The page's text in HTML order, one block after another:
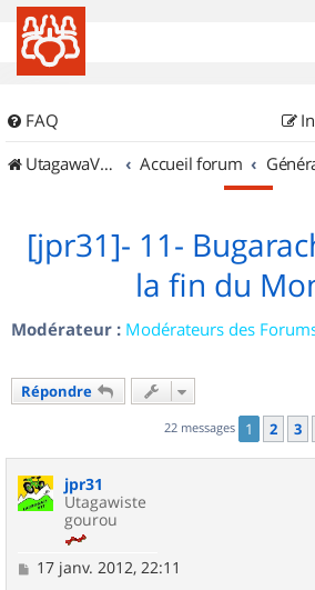
FAQ
UtagawaVTT (Randos VTT et VTTAE avec traces GPS)
Accueil forum
[jpr31]- 11-
la fin du
Modérateur : Modérateurs des
Répondre
22 messages 1 2 3
jpr31
Utagawiste
gourou
M17 janv. 2012, 22:11